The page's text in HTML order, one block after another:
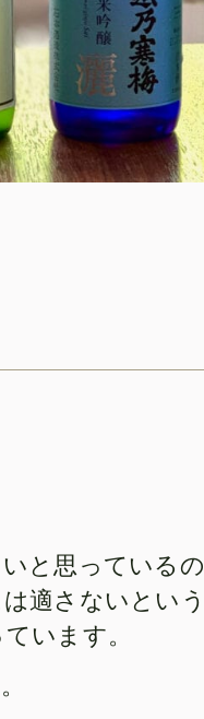
と思っている
適さないとい
います。